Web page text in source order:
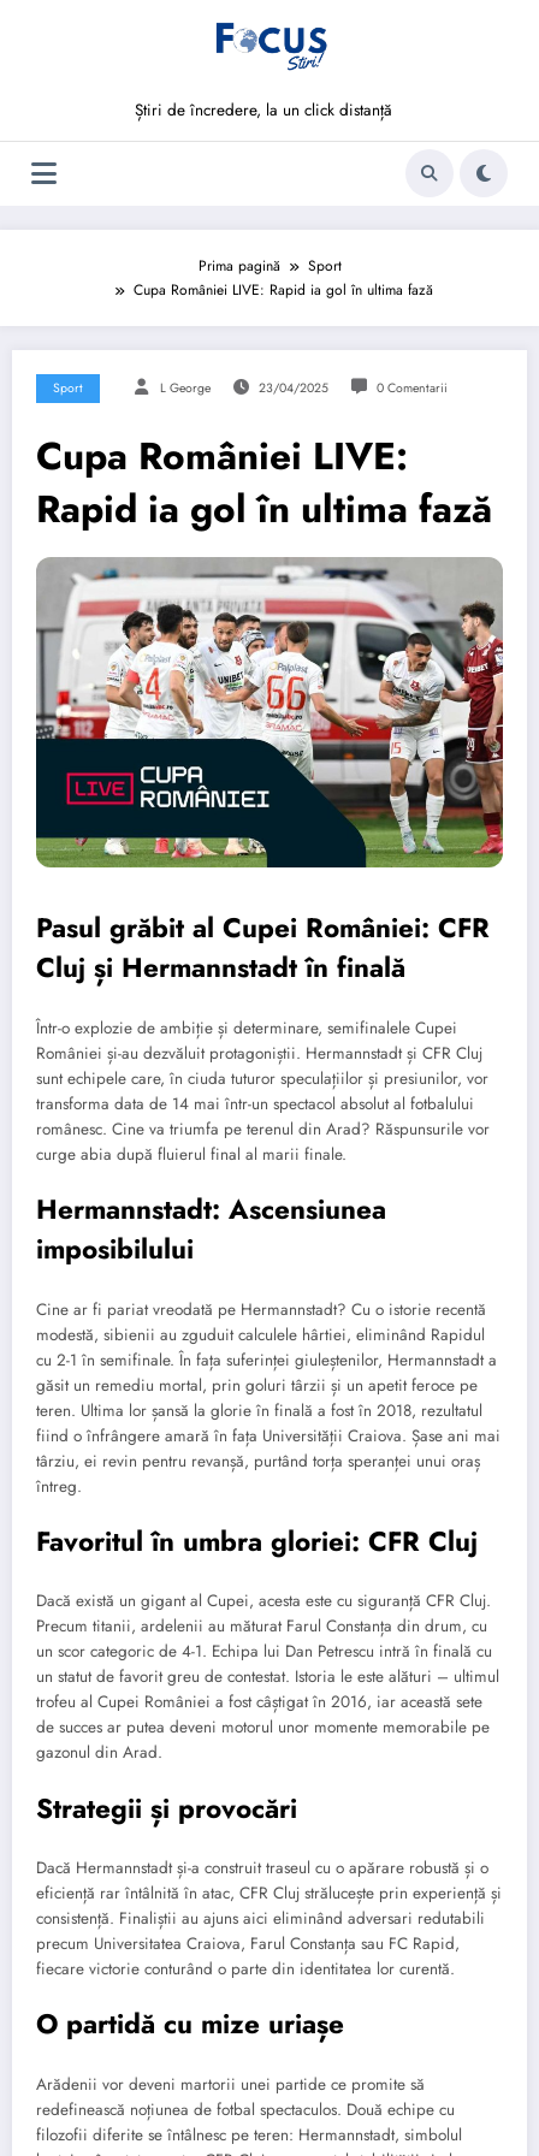
Știri de încredere, la un click distanță
Prima pagină
Sport
Cupa României LIVE: Rapid ia gol în ultima fază
Sport L George 23/04/2025 0 Comentarii
Cupa României LIVE:
Rapid ia gol în ultima fază
Pasul grăbit al Cupei României: CFR
Cluj și Hermannstadt în finală
Într-o explozie de ambiție și determinare, semifinalele Cupei
României și-au dezvăluit protagoniștii. Hermannstadt și CFR Cluj
sunt echipele care, în ciuda tuturor speculațiilor și presiunilor, vor
transforma data de 14 mai într-un spectacol absolut al fotbalului
românesc. Cine va triumfa pe terenul din Arad? Răspunsurile vor
curge abia după fluierul final al marii finale.
Hermannstadt: Ascensiunea
imposibilului
Cine ar fi pariat vreodată pe Hermannstadt? Cu o istorie recentă
modestă, sibienii au zguduit calculele hârtiei, eliminând Rapidul
cu 2-1 în semifinale. În fața suferinței giuleștenilor, Hermannstadt a
găsit un remediu mortal, prin goluri târzii și un apetit feroce pe
teren. Ultima lor șansă la glorie în finală a fost în 2018, rezultatul
fiind o înfrângere amară în fața Universității Craiova. Șase ani mai
târziu, ei revin pentru revanșă, purtând torța speranței unui oraș
întreg.
Favoritul în umbra gloriei: CFR Cluj
Dacă există un gigant al Cupei, acesta este cu siguranță CFR Cluj.
Precum titanii, ardelenii au măturat Farul Constanța din drum, cu
un scor categoric de 4-1. Echipa lui Dan Petrescu intră în finală cu
un statut de favorit greu de contestat. Istoria le este alături – ultimul
trofeu al Cupei României a fost câștigat în 2016, iar această sete
de succes ar putea deveni motorul unor momente memorabile pe
gazonul din Arad.
Strategii și provocări
Dacă Hermannstadt și-a construit traseul cu o apărare robustă și o
eficiență rar întâlnită în atac, CFR Cluj strălucește prin experiență și
consistență. Finaliștii au ajuns aici eliminând adversari redutabili
precum Universitatea Craiova, Farul Constanța sau FC Rapid,
fiecare victorie conturând o parte din identitatea lor curentă.
O partidă cu mize uriașe
Arădenii vor deveni martorii unei partide ce promite să
redefinească noțiunea de fotbal spectaculos. Două echipe cu
filozofii diferite se întâlnesc pe teren: Hermannstadt, simbolul